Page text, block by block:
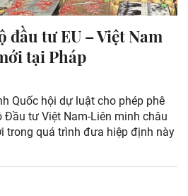
đầu tư EU – Việt Nam
tại Pháp
Quốc hội dự luật cho phép phê
Đầu tư Việt Nam-Liên minh châu
trong quá trình đưa hiệp định này